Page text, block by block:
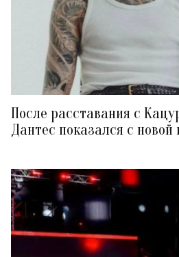
После расставания с
Дантес показался с